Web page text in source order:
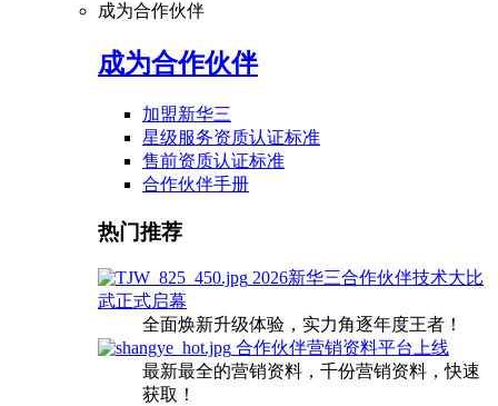
成为合作伙伴
成为合作伙伴
加盟新华三
星级服务资质认证标准
售前资质认证标准
合作伙伴手册
热门推荐
2026新华三合作伙伴技术大比
武正式启幕
全面焕新升级体验，实力角逐年度王者！
合作伙伴营销资料平台上线
最新最全的营销资料，千份营销资料，快速
获取！